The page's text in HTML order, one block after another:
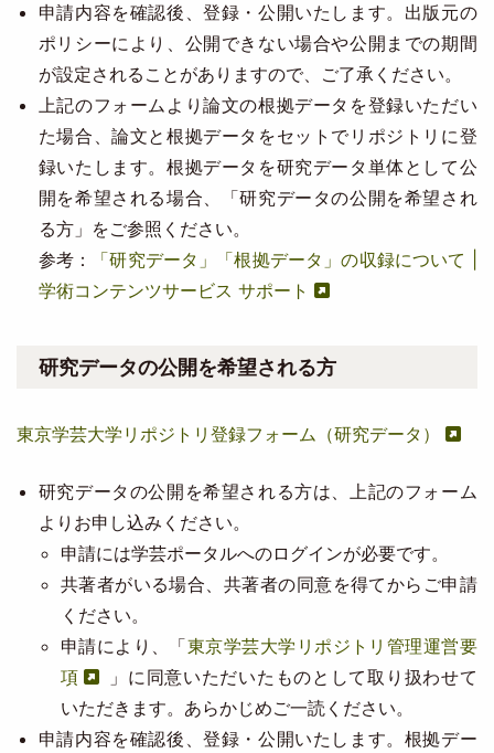
申請内容を確認後、登録・公開いたします。出版元の
ポリシーにより、公開できない場合や公開までの期間
が設定されることがありますので、ご了承ください。
上記のフォームより論文の根拠データを登録いただい
た場合、論文と根拠データをセットでリポジトリに登
録いたします。根拠データを研究データ単体として公
開を希望される場合、「研究データの公開を希望され
る方」をご参照ください。
参考：
「研究データ」「根拠データ」の収録について |
学術コンテンツサービス サポート
研究データの公開を希望される方
東京学芸大学リポジトリ登録フォーム（研究データ）
研究データの公開を希望される方は、上記のフォーム
よりお申し込みください。
申請には学芸ポータルへのログインが必要です。
共著者がいる場合、共著者の同意を得てからご申請
ください。
申請により、「東京学芸大学リポジトリ管理運営要
項
」に同意いただいたものとして取り扱わせて
いただきます。あらかじめご一読ください。
申請内容を確認後、登録・公開いたします。根拠デー